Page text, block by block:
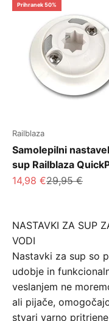
Prihranek 50%
Railblaza
Samolepilni
sup Railblaza
Znižana cena
14,98 €Redna cena
29,95 €
NASTAVKI ZA SUP
VODI
Nastavki za sup so
udobje in
veslanjem ne
ali pijače,
stvari varno